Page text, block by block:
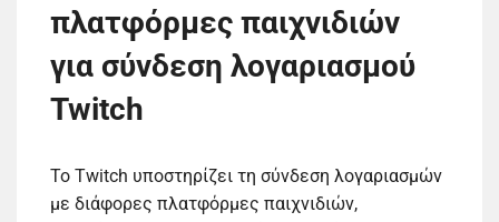
πλατφόρμες παιχνιδιών
για σύνδεση λογαριασμού
Twitch
Το Twitch υποστηρίζει τη σύνδεση λογαριασμών
με διάφορες πλατφόρμες παιχνιδιών,